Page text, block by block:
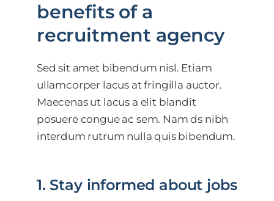
benefits of a
recruitment agency
Sed sit amet bibendum nisl. Etiam
ullamcorper lacus at fringilla auctor.
Maecenas ut lacus a elit blandit
posuere congue ac sem. Nam ds nibh
interdum rutrum nulla quis bibendum.
1. Stay informed about jobs